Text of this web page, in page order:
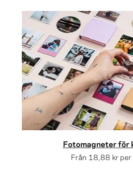
Fotomagneter för
Från 18,88 kr